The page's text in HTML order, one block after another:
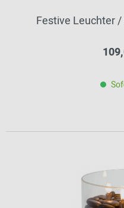
Festive Leuchter